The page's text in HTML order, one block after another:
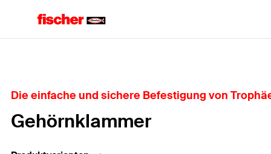
Die einfache und sichere Befestigung von
Gehörnklammer